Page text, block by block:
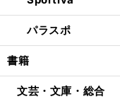
パラスポ
書籍
文芸・文庫・総合